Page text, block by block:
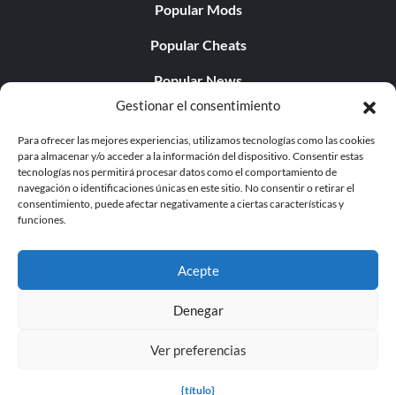
Gestionar el consentimiento
Para ofrecer las mejores experiencias, utilizamos tecnologías como las cookies
para almacenar y/o acceder a la información del dispositivo. Consentir estas
tecnologías nos permitirá procesar datos como el comportamiento de
navegación o identificaciones únicas en este sitio. No consentir o retirar el
consentimiento, puede afectar negativamente a ciertas características y
funciones.
Acepte
Denegar
Ver preferencias
{título}
Popular Mods
Popular Cheats
Popular News
Popular Editorials
Popular Free Games
LATEST UPDATES
© 1998 - 2026 MegaGames.com All rights reserved
Settings